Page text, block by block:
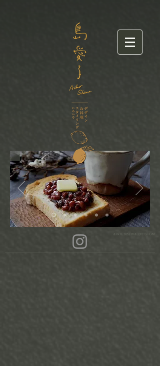
aiko shima DESIGN